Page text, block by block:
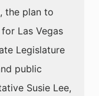
the plan to
Las Vegas
Legislature
public
Susie Lee,